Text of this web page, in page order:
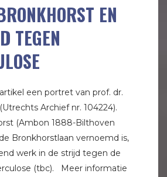
EN
TEGEN
een portret van prof. dr.
Archief nr. 104224).
(Ambon 1888-Bilthoven
Bronkhorstlaan vernoemd is,
werk in de strijd tegen de
(tbc). Meer informatie